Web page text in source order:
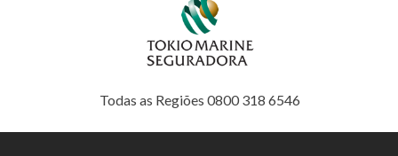
Todas as Regiões 0800 318 6546